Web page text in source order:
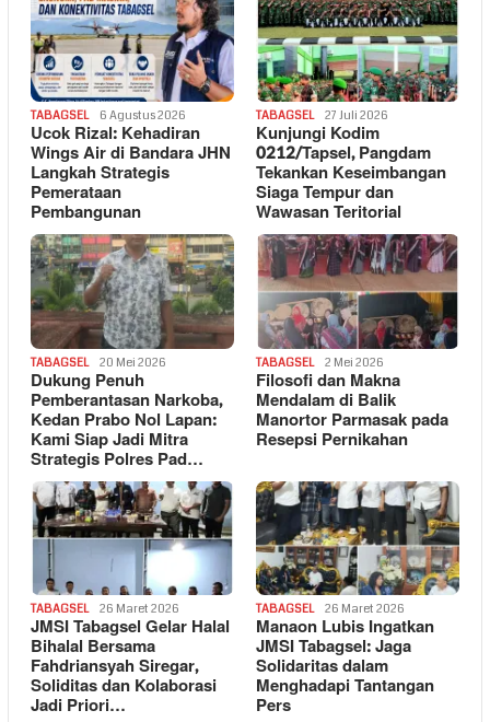
TABAGSEL 6 Agustus 2026
Ucok Rizal: Kehadiran
Wings Air di Bandara JHN
Langkah Strategis
Pemerataan
Pembangunan
TABAGSEL 27 Juli 2026
Kunjungi Kodim
0212/Tapsel, Pangdam
Tekankan Keseimbangan
Siaga Tempur dan
Wawasan Teritorial
TABAGSEL 20 Mei 2026
Dukung Penuh
Pemberantasan Narkoba,
Kedan Prabo Nol Lapan:
Kami Siap Jadi Mitra
Strategis Polres Pad…
TABAGSEL 2 Mei 2026
Filosofi dan Makna
Mendalam di Balik
Manortor Parmasak pada
Resepsi Pernikahan
TABAGSEL 26 Maret 2026
JMSI Tabagsel Gelar Halal
Bihalal Bersama
Fahdriansyah Siregar,
Soliditas dan Kolaborasi
Jadi Priori…
TABAGSEL 26 Maret 2026
Manaon Lubis Ingatkan
JMSI Tabagsel: Jaga
Solidaritas dalam
Menghadapi Tantangan
Pers